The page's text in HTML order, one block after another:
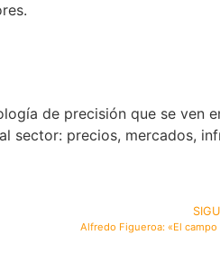
de precisión que se ven
sector: precios, mercados,
Alfredo Figueroa: «El